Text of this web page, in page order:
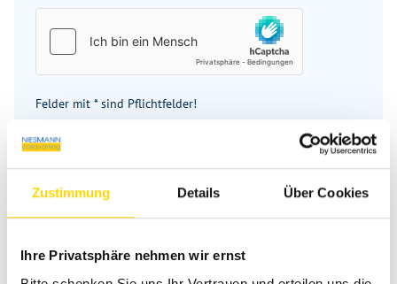
Zustimmung Details Über Cookies
Ihre Privatsphäre nehmen wir ernst
Felder mit * sind Pflichtfelder!
Wenn Sie über unser gesichertes Kontaktformular (SSL-
Standard) mit uns in Kontakt treten, werden Ihre Eingaben
zusammen mit den von Ihnen angegebenen Kontaktdaten
zur Bearbeitung der Anfrage im E-Mail-Postfach gespeichert.
benötigt werden. Weitere Informationen entnehmen Sie
bitte unserem